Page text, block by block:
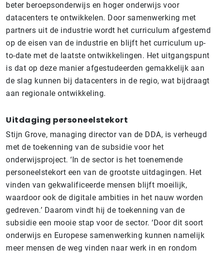
beter beroepsonderwijs en hoger onderwijs voor
datacenters te ontwikkelen. Door samenwerking met
partners uit de industrie wordt het curriculum afgestemd
op de eisen van de industrie en blijft het curriculum up-
to-date met de laatste ontwikkelingen. Het uitgangspunt
is dat op deze manier afgestudeerden gemakkelijk aan
de slag kunnen bij datacenters in de regio, wat bijdraagt
aan regionale ontwikkeling.
Uitdaging personeelstekort
Stijn Grove, managing director van de DDA, is verheugd
met de toekenning van de subsidie voor het
onderwijsproject. ‘In de sector is het toenemende
personeelstekort een van de grootste uitdagingen. Het
vinden van gekwalificeerde mensen blijft moeilijk,
waardoor ook de digitale ambities in het nauw worden
gedreven.’ Daarom vindt hij de toekenning van de
subsidie een mooie stap voor de sector. ‘Door dit soort
onderwijs en Europese samenwerking kunnen namelijk
meer mensen de weg vinden naar werk in en rondom